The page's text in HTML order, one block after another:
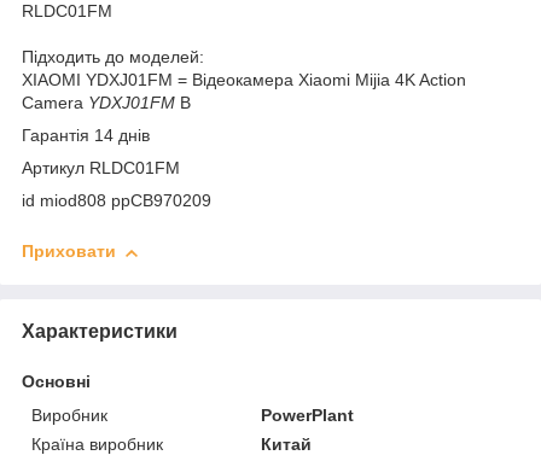
RLDC01FM
Підходить до моделей:
XIAOMI YDXJ01FM = Відеокамера Xiaomi Mijia 4K Action
Camera YDXJ01FM B
Гарантія 14 днів
Артикул RLDC01FM
id miod808 ppCB970209
Приховати
Характеристики
Основні
Виробник
PowerPlant
Країна виробник
Китай